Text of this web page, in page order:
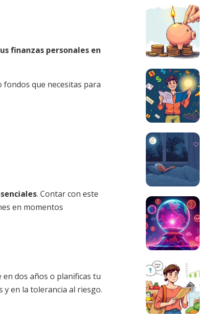
finanzas personales en
que necesitas para
. Contar con este
en momentos
en dos años o planificas tu
en la tolerancia al riesgo.